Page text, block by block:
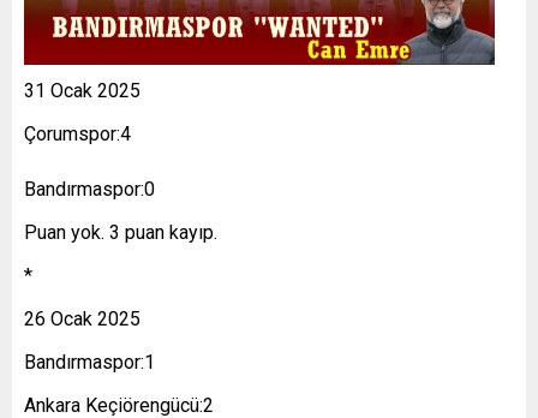
31 Ocak 2025
Çorumspor:4
Bandırmaspor:0
Puan yok. 3 puan kayıp.
*
26 Ocak 2025
Bandırmaspor:1
Ankara Keçiörengücü:2